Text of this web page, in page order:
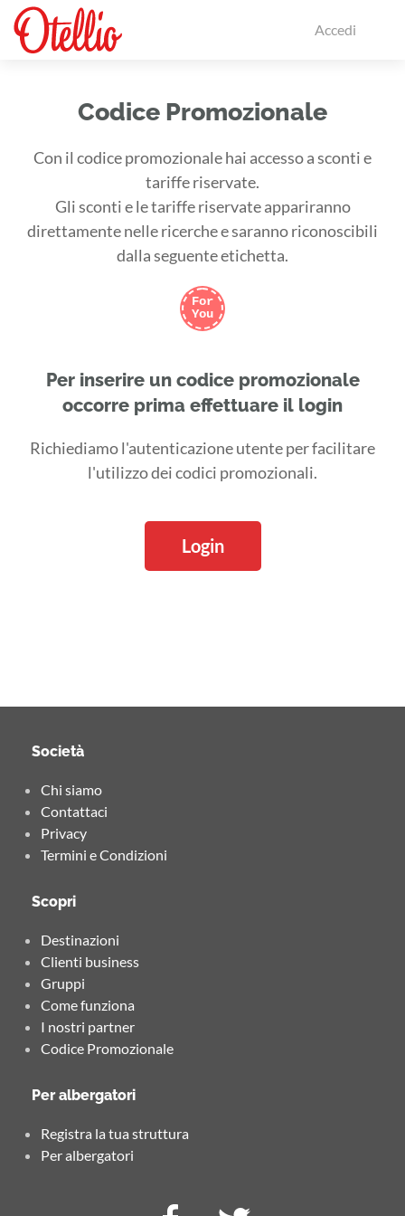
Accedi
Codice Promozionale
Con il codice promozionale hai accesso a sconti e
tariffe riservate.
Gli sconti e le tariffe riservate appariranno
direttamente nelle ricerche e saranno riconoscibili
dalla seguente etichetta.
For
You
Per inserire un codice promozionale
occorre prima effettuare il login
Richiediamo l'autenticazione utente per facilitare
l'utilizzo dei codici promozionali.
Login
Società
Chi siamo
Contattaci
Privacy
Termini e Condizioni
Scopri
Destinazioni
Clienti business
Gruppi
Come funziona
I nostri partner
Codice Promozionale
Per albergatori
Registra la tua struttura
Per albergatori